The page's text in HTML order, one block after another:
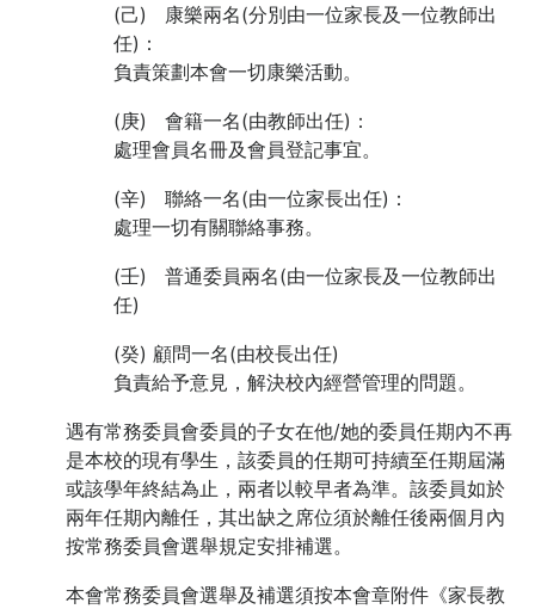
(己) 康樂兩名(分別由一位家長及一位教師出
任)：
負責策劃本會一切康樂活動。
(庚) 會籍一名(由教師出任)：
處理會員名冊及會員登記事宜。
(辛) 聯絡一名(由一位家長出任)：
處理一切有關聯絡事務。
(壬) 普通委員兩名(由一位家長及一位教師出
任)
(癸) 顧問一名(由校長出任)
負責給予意見，解決校內經營管理的問題。
遇有常務委員會委員的子女在他/她的委員任期內不再
是本校的現有學生，該委員的任期可持續至任期屆滿
或該學年終結為止，兩者以較早者為準。該委員如於
兩年任期內離任，其出缺之席位須於離任後兩個月內
按常務委員會選舉規定安排補選。
本會常務委員會選舉及補選須按本會章附件《家長教